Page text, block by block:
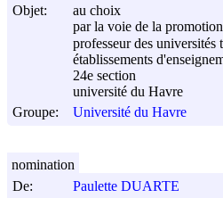
Objet:
au choix
par la voie de la
professeur des universités
établissements
24e section
université du Havre
Groupe:
Université du Havre
De:
Paulette DUARTE
nomination